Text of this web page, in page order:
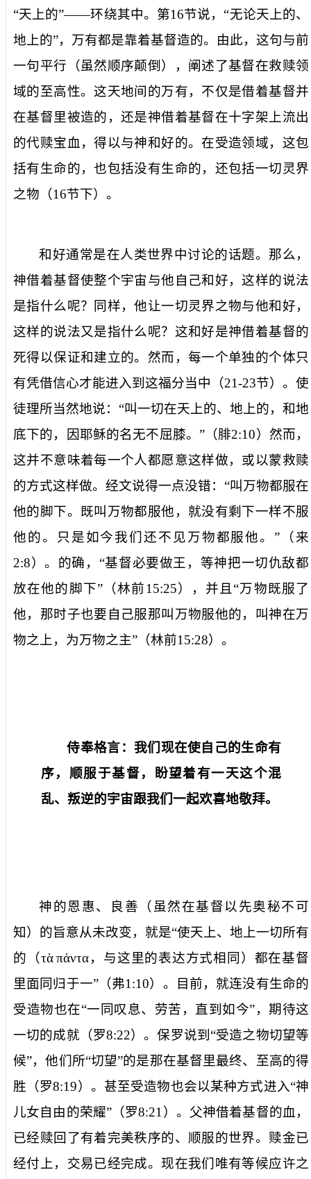
“天上的”——环绕其中。第16节说，“无论天上的、
地上的”，万有都是靠着基督造的。由此，这句与前
一句平行（虽然顺序颠倒），阐述了基督在救赎领
域的至高性。这天地间的万有，不仅是借着基督并
在基督里被造的，还是神借着基督在十字架上流出
的代赎宝血，得以与神和好的。在受造领域，这包
括有生命的，也包括没有生命的，还包括一切灵界
之物（16节下）。
和好通常是在人类世界中讨论的话题。那么，
神借着基督使整个宇宙与他自己和好，这样的说法
是指什么呢？同样，他让一切灵界之物与他和好，
这样的说法又是指什么呢？这和好是神借着基督的
死得以保证和建立的。然而，每一个单独的个体只
有凭借信心才能进入到这福分当中（21-23节）。使
徒理所当然地说：“叫一切在天上的、地上的，和地
底下的，
因耶稣的名无不屈膝。”（腓2:10）然而，
这并不意味着每一个人都愿意这样做，或以蒙救赎
的方式这样做。经文说得一点没错：“叫万物都服在
他的脚下。 既叫万物都服他，就没有剩下一样不服
他的。只是如今我们还不见万物都服他。”（来
2:8）。的确，“基督必要做王，等神把一切仇敌都
放在他的脚下”（林前15:25），并且“万物既服了
他，那时子也要自己服那叫万物服他的，叫神在万
物之上，为万物之主”（林前15:28）。
侍奉格言：我们现在使自己的生命有
序，顺服于基督，盼望着有一天这个混
乱、叛逆的宇宙跟我们一起欢喜地敬拜。
神的恩惠、良善（虽然在基督以先奥秘不可
知）的旨意从未改变，就是“使天上、地上一切所有
的（τὰ πάντα，与这里的表达方式相同）都在基督
里面同归于一”（弗1:10）。目前，就连没有生命的
受造物也在“一同叹息、劳苦，直到如今”，期待这
一切的成就（罗8:22）。保罗说到“受造之物切望等
候”，他们所“切望”的是那在基督里最终、至高的得
胜（罗8:19）。甚至受造物也会以某种方式进入“神
儿女自由的荣耀”（罗8:21）。父神借着基督的血，
已经赎回了有着完美秩序的、顺服的世界。赎金已
经付上，交易已经完成。现在我们唯有等候应许之